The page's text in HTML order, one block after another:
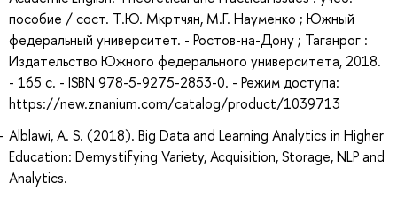
пособие / сост. Т.Ю. Мкртчян, М.Г. Науменко ; Южный
федеральный университет. - Ростов-на-Дону ; Таганрог :
Издательство Южного федерального университета, 2018.
- 165 с. - ISBN 978-5-9275-2853-0. - Режим доступа:
https://new.znanium.com/catalog/product/1039713
Alblawi, A. S. (2018). Big Data and Learning Analytics in Higher
Education: Demystifying Variety, Acquisition, Storage, NLP and
Analytics.